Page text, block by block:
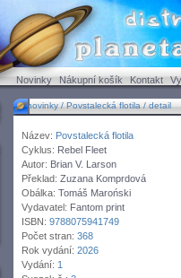
Novinky Nákupní košík Kontakt
novinky / Povstalecká flotila / detail
Název: Povstalecká flotila
Cyklus: Rebel Fleet
Autor: Brian V. Larson
Překlad: Zuzana Komprdová
Obálka: Tomáš Maroński
Vydavatel: Fantom print
ISBN: 9788075941749
Počet stran: 368
Rok vydání: 2026
Vydání: 1